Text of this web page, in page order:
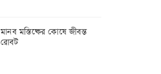
মানব মস্তিষ্কের কোষে জীবন্ত
রোবট